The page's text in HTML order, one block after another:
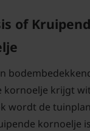
of
kornoelje krijgt
wordt de
kornoelje